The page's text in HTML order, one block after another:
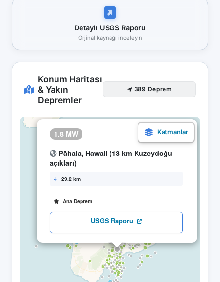
Detaylı USGS Raporu
Orjinal kaynağı inceleyin
Konum Haritası
& Yakın
Depremler
389 Deprem
1.8 MW 11.04 21:03
Pāhala, Hawaii (13 km Kuzeydoğu
açıkları)
29.2 km
Ana Deprem
USGS Raporu
×